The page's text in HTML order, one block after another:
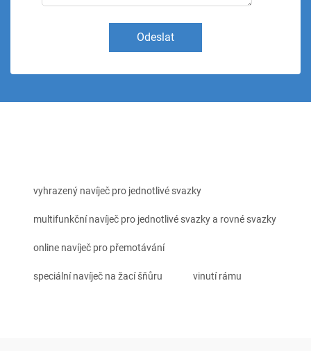
Odeslat
vyhrazený navíječ pro jednotlivé svazky
multifunkční navíječ pro jednotlivé svazky a rovné svazky
online navíječ pro přemotávání
speciální navíječ na žací šňůru vinutí rámu